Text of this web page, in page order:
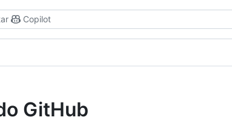
Copilot
GitHub